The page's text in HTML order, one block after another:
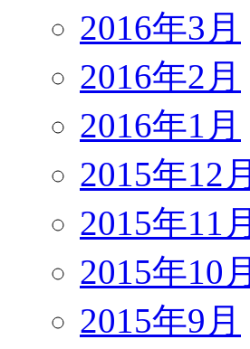
2016年3月
2016年2月
2016年1月
2015年12月
2015年11月
2015年10月
2015年9月